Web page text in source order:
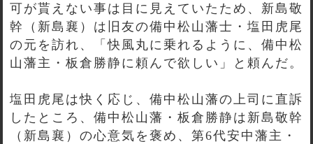
可が貰えない事は目に見えていたため、新島敬
幹（新島襄）は旧友の備中松山藩士・塩田虎尾
の元を訪れ、「快風丸に乗れるように、備中松
山藩主・板倉勝静に頼んで欲しい」と頼んだ。
塩田虎尾は快く応じ、備中松山藩の上司に直訴
したところ、備中松山藩・板倉勝静は新島敬幹
（新島襄）の心意気を褒め、第6代安中藩主・